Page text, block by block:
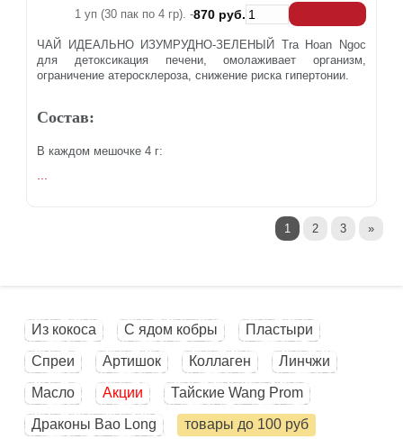
1 уп (30 пак по 4 гр). -870 руб.
ЧАЙ ИДЕАЛЬНО ИЗУМРУДНО-ЗЕЛЕНЫЙ Tra Hoan Ngoc
для детоксикация печени, омолаживает организм,
ограничение атеросклероза, снижение риска гипертонии.
Состав:
В каждом мешочке 4 г:
1 2 3 »
Из кокоса С ядом кобры Пластыри
Спреи Артишок Коллаген Линчжи
Масло Акции Тайские Wang Prom
Драконы Bao Long товары до 100 руб